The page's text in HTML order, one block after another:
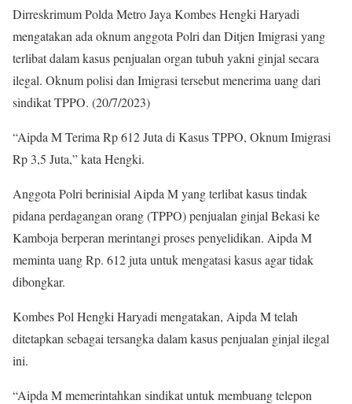
Dirreskrimum Polda Metro Jaya Kombes Hengki Haryadi
mengatakan ada oknum anggota Polri dan Ditjen Imigrasi yang
terlibat dalam kasus penjualan organ tubuh yakni ginjal secara
ilegal. Oknum polisi dan Imigrasi tersebut menerima uang dari
sindikat TPPO. (20/7/2023)
“Aipda M Terima Rp 612 Juta di Kasus TPPO, Oknum Imigrasi
Rp 3,5 Juta,” kata Hengki.
Anggota Polri berinisial Aipda M yang terlibat kasus tindak
pidana perdagangan orang (TPPO) penjualan ginjal Bekasi ke
Kamboja berperan merintangi proses penyelidikan. Aipda M
meminta uang Rp. 612 juta untuk mengatasi kasus agar tidak
dibongkar.
Kombes Pol Hengki Haryadi mengatakan, Aipda M telah
ditetapkan sebagai tersangka dalam kasus penjualan ginjal ilegal
ini.
“Aipda M memerintahkan sindikat untuk membuang telepon